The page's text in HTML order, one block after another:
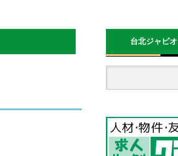
台北ジャピ